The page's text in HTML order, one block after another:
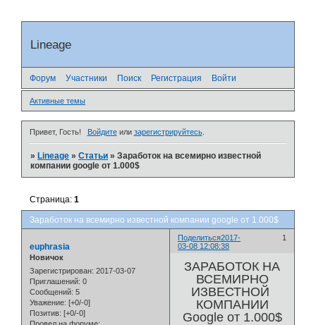
Lineage
Форум Участники Поиск Регистрация Войти
Активные темы
Привет, Гость! Войдитеили зарегистрируйтесь.
»Lineage »Статьи »Заработок на всемирно известной
компании google от 1.000$
Заработок на всемирно известной компании google от 1.000$
Страница:1
Поделиться 1
2017-
03-08 12:08:38
euphrasia
Новичок
Зарегистрирован: 2017-03-07
Приглашений: 0
Сообщений: 5
Уважение: [+0/-0]
Позитив: [+0/-0]
ЗАРАБОТОК НА
ВСЕМИРНО
ИЗВЕСТНОЙ
КОМПАНИИ
Google от 1.000$